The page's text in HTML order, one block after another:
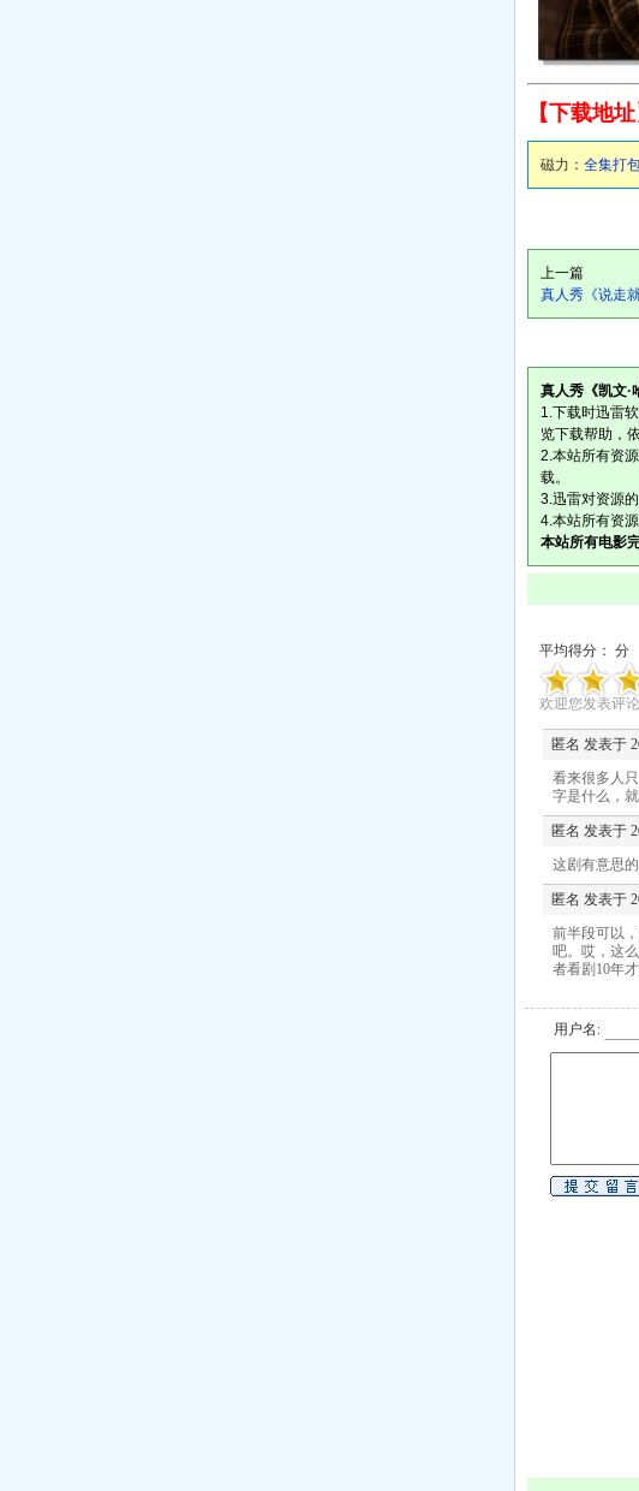
【下载地址
磁力： 全集打
上一篇
真人秀《说走
真人秀《凯文·
1.下载时迅雷
览下载帮助，
2.本站所有资
载。
3.迅雷对资源
4.本站所有资
本站所有电影